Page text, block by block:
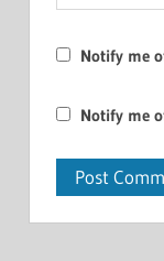
Notify me
Notify me